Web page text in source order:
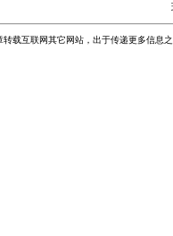
转载互联网其它网站，出于传递更多信息